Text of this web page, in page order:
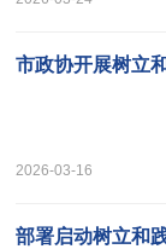
市政协开展树立
2026-03-16
部署启动树立和